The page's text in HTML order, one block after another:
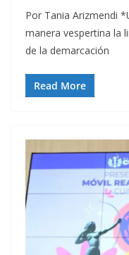
Por Tania Arizmendi
manera vespertina la
de la demarcación
Read More